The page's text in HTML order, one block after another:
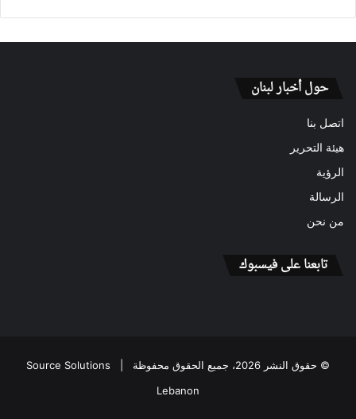
حول أخبار لبنان
اتصل بنا
هيئة التحرير
الرؤية
الرسالة
من نحن
تابعنا على فيسبوك
© حقوق النشر 2026، جميع الحقوق محفوظة |
Source Solutions
Lebanon